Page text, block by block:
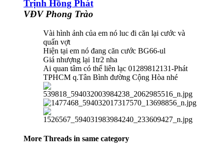
Trịnh Hồng Phát
VĐV Phong Trào
Vài hình ảnh của em nó luc đi căn lại cước và
quấn vợt
Hiện tại em nó đang căn cước BG66-ul
Giá nhượng lại 1tr2 nha
Ai quan tâm có thể liên lạc 01289812131-Phát
TPHCM q.Tân Bình đường Cộng Hòa nhé
More Threads in same category